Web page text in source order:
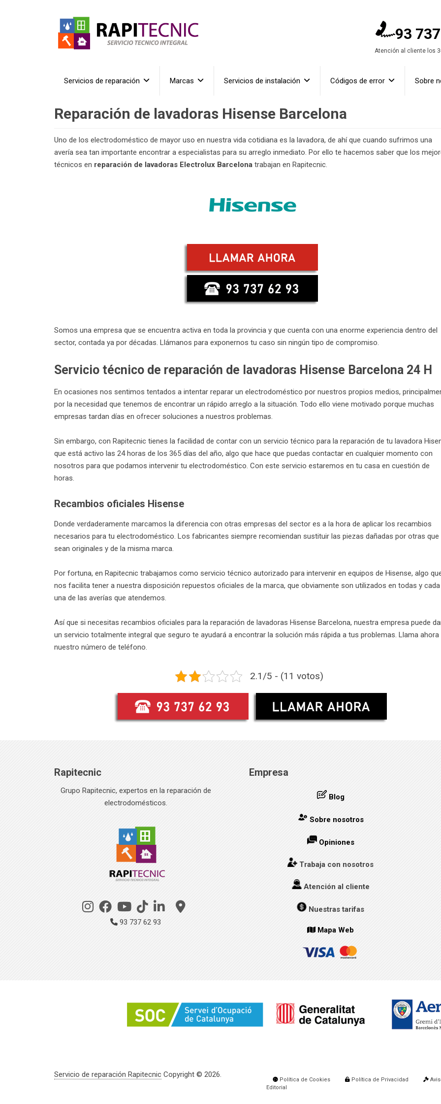
93
Atención al cliente los
Servicios de reparación Marcas Servicios de instalación Códigos de error Sobre
Reparación de lavadoras Hisense Barcelona
Uno de los electrodoméstico de mayor uso en nuestra vida cotidiana es la lavadora, de ahí que cuando sufrimos una
avería sea tan importante encontrar a especialistas para su arreglo inmediato. Por ello te hacemos saber que los
técnicos en reparación de lavadoras Electrolux Barcelona trabajan en Rapitecnic.
Somos una empresa que se encuentra activa en toda la provincia y que cuenta con una enorme experiencia dentro del
sector, contada ya por décadas. Llámanos para exponernos tu caso sin ningún tipo de compromiso.
Servicio técnico de reparación de lavadoras Hisense Barcelona 24 H
En ocasiones nos sentimos tentados a intentar reparar un electrodoméstico por nuestros propios medios,
por la necesidad que tenemos de encontrar un rápido arreglo a la situación. Todo ello viene motivado porque muchas
empresas tardan días en ofrecer soluciones a nuestros problemas.
Sin embargo, con Rapitecnic tienes la facilidad de contar con un servicio técnico para la reparación de tu lavadora
que está activo las 24 horas de los 365 días del año, algo que hace que puedas contactar en cualquier momento con
nosotros para que podamos intervenir tu electrodoméstico. Con este servicio estaremos en tu casa en cuestión de
horas.
Recambios oficiales Hisense
Donde verdaderamente marcamos la diferencia con otras empresas del sector es a la hora de aplicar los recambios
necesarios para tu electrodoméstico. Los fabricantes siempre recomiendan sustituir las piezas dañadas por otras que
sean originales y de la misma marca.
Por fortuna, en Rapitecnic trabajamos como servicio técnico autorizado para intervenir en equipos de Hisense, algo
nos facilita tener a nuestra disposición repuestos oficiales de la marca, que obviamente son utilizados en todas y cada
una de las averías que atendemos.
Así que si necesitas recambios oficiales para la reparación de lavadoras Hisense Barcelona, nuestra empresa puede
un servicio totalmente integral que seguro te ayudará a encontrar la solución más rápida a tus problemas. Llama ahora
nuestro número de teléfono.
2.1/5 - (11 votos)
Rapitecnic
Grupo Rapitecnic, expertos en la reparación de
electrodomésticos.
93 737 62 93
Empresa
Blog
Sobre nosotros
Opiniones
Trabaja con nosotros
Atención al cliente
Nuestras tarifas
Mapa Web
Servicio de reparación Rapitecnic Copyright © 2026.
Política de Cookies Política de Privacidad
Editorial